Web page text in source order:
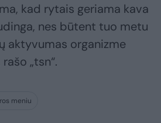
kad rytais geriama kava
nes būtent tuo metu
aktyvumas organizme
„tsn“.
meniu